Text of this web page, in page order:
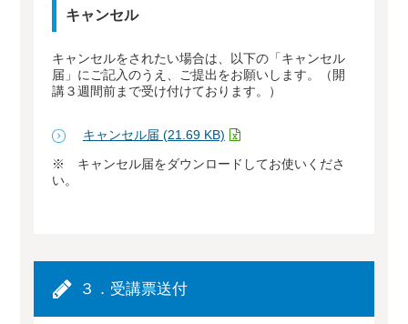
キャンセル
キャンセルをされたい場合は、以下の「キャンセル
届」にご記入のうえ、ご提出をお願いします。（開
講３週間前まで受け付けております。）
キャンセル届 (21.69 KB)
※ キャンセル届をダウンロードしてお使いくださ
い。
３．受講票送付